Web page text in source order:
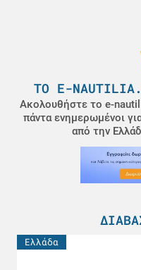
ΤΟ E-
Ακολουθήστε το e-
πάντα ενημερωμένοι
από την
Ελλάδα